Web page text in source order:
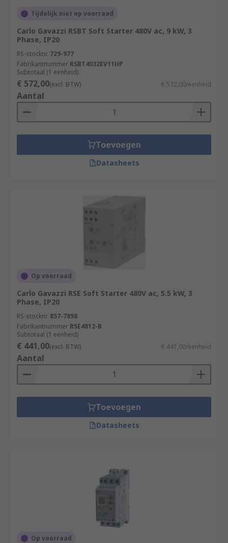
Tijdelijk niet op voorraad
Carlo Gavazzi RSBT Soft Starter 480V ac, 9 kW, 3
Phase, IP20
RS-stocknr. 729-977
Fabrikantnummer RSBT4032EV11HP
Subtotaal (1 eenheid)
€ 572,00(excl. BTW) € 572,00/eenheid
Aantal
Toevoegen
Datasheets
Op voorraad
Carlo Gavazzi RSE Soft Starter 480V ac, 5.5 kW, 3
Phase, IP20
RS-stocknr. 857-7898
Fabrikantnummer RSE4812-B
Subtotaal (1 eenheid)
€ 441,00(excl. BTW) € 441,00/eenheid
Aantal
Toevoegen
Datasheets
Op voorraad